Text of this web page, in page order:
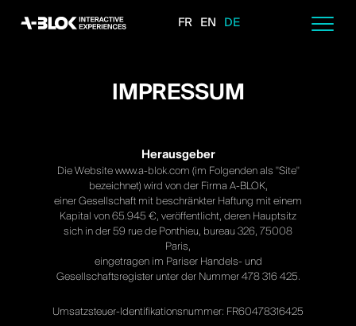
FR EN DE
IMPRESSUM
Herausgeber
Die Website www.a-blok.com (im Folgenden als "Site"
bezeichnet) wird von der Firma A-BLOK,
einer Gesellschaft mit beschränkter Haftung mit einem
Kapital von 65.945 €, veröffentlicht, deren Hauptsitz
sich in der 59 rue de Ponthieu, bureau 326, 75008
Paris,
eingetragen im Pariser Handels- und
Gesellschaftsregister unter der Nummer 478 316 425.
Umsatzsteuer-Identifikationsnummer: FR60478316425